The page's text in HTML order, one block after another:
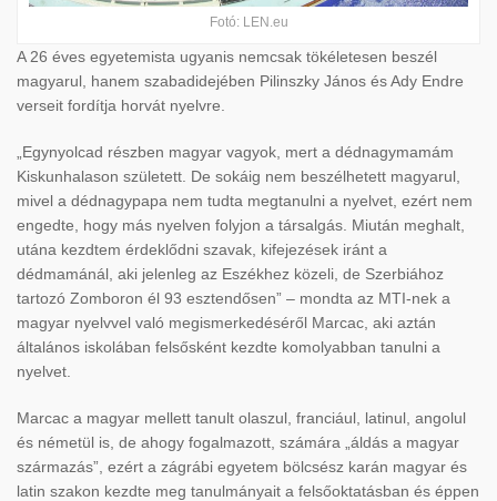
Fotó: LEN.eu
A 26 éves egyetemista ugyanis nemcsak tökéletesen beszél
magyarul, hanem szabadidejében Pilinszky János és Ady Endre
verseit fordítja horvát nyelvre.
„Egynyolcad részben magyar vagyok, mert a dédnagymamám
Kiskunhalason született. De sokáig nem beszélhetett magyarul,
mivel a dédnagypapa nem tudta megtanulni a nyelvet, ezért nem
engedte, hogy más nyelven folyjon a társalgás. Miután meghalt,
utána kezdtem érdeklődni szavak, kifejezések iránt a
dédmamánál, aki jelenleg az Eszékhez közeli, de Szerbiához
tartozó Zomboron él 93 esztendősen” – mondta az MTI-nek a
magyar nyelvvel való megismerkedéséről Marcac, aki aztán
általános iskolában felsősként kezdte komolyabban tanulni a
nyelvet.
Marcac a magyar mellett tanult olaszul, franciául, latinul, angolul
és németül is, de ahogy fogalmazott, számára „áldás a magyar
származás”, ezért a zágrábi egyetem bölcsész karán magyar és
latin szakon kezdte meg tanulmányait a felsőoktatásban és éppen